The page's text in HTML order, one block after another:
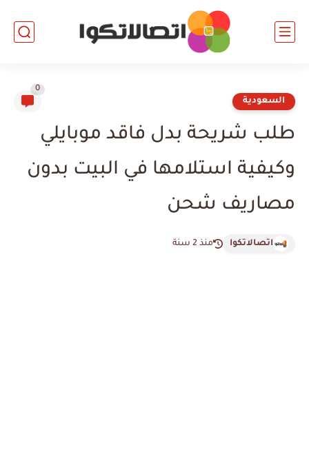
السعودية
0
طلب شريحة بدل فاقد موبايلي
وكيفية استلامها في البيت بدون
مصاريف شحن
اتصالاتكوا منذ 2 سنة